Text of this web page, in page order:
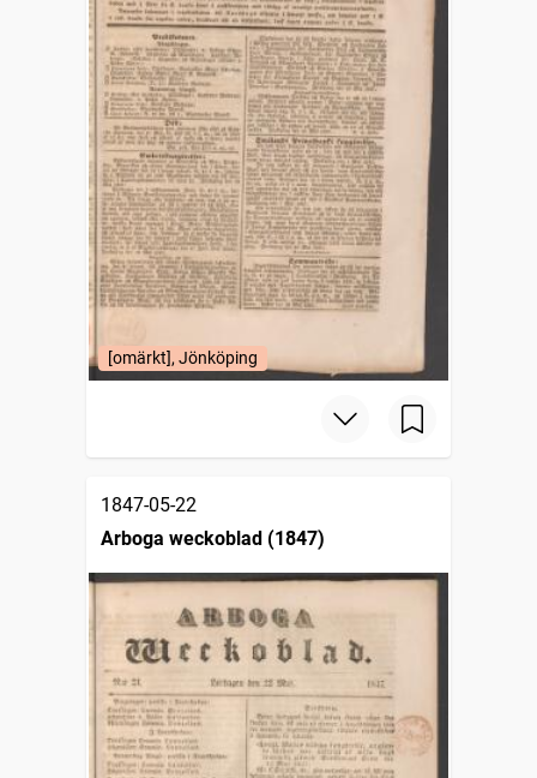
[omärkt], Jönköping
1847-05-22
Arboga weckoblad (1847)